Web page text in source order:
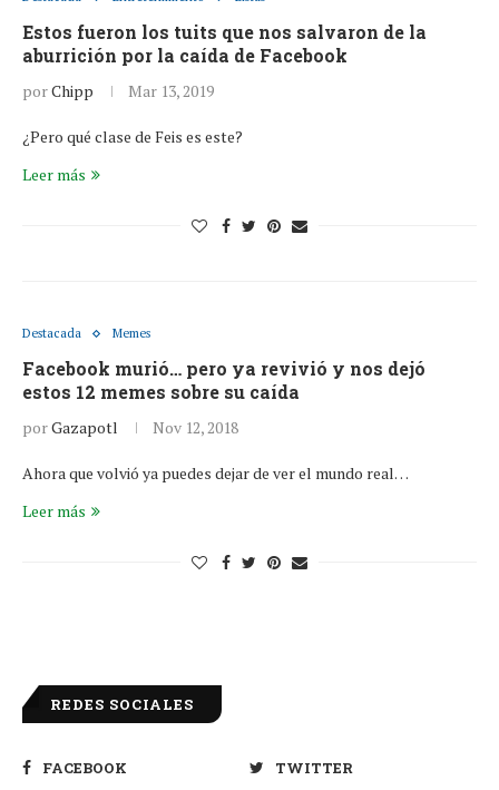
Estos fueron los tuits que nos salvaron de la
aburrición por la caída de Facebook
porChipp Mar 13, 2019
¿Pero qué clase de Feis es este?
Leer más
Destacada Memes
Facebook murió… pero ya revivió y nos dejó
estos 12 memes sobre su caída
porGazapotl Nov 12, 2018
Ahora que volvió ya puedes dejar de ver el mundo real…
Leer más
REDES SOCIALES
FACEBOOK
TWITTER